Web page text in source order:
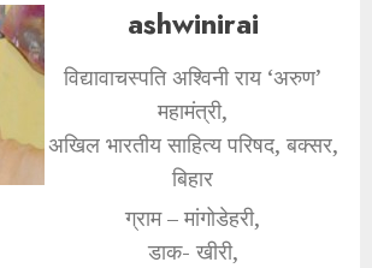
ashwinirai
विद्यावाचस्पति अश्विनी राय ‘अरुण’
महामंत्री,
अखिल भारतीय साहित्य परिषद, बक्सर,
बिहार
ग्राम – मांगोडेहरी,
डाक- खीरी,